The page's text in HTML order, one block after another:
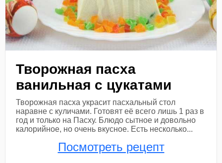
Творожная пасха
ванильная с цукатами
Творожная пасха украсит пасхальный стол
наравне с куличами. Готовят её всего лишь 1 раз в
год и только на Пасху. Блюдо сытное и довольно
калорийное, но очень вкусное. Есть несколько...
Посмотреть рецепт